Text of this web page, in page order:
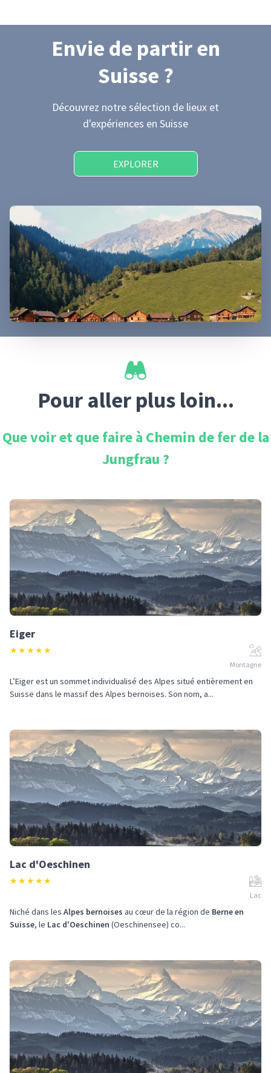
Envie de partiren
Suisse ?
Découvrez notre sélection de lieux et
d'expériences en Suisse
EXPLORER
Pour aller plus loin...
Que voir et que faire à Chemin de fer de la
Jungfrau ?
Eiger
★★★★★
Montagne
L’Eiger est un sommet individualisé des Alpes situé entièrement en
Suisse dans le massif des Alpes bernoises. Son nom, a...
Lac d'Oeschinen
★★★★★
Lac
Niché dans les Alpes bernoises au cœur de la région de Berne en
Suisse, le Lac d'Oeschinen (Oeschinensee) co...